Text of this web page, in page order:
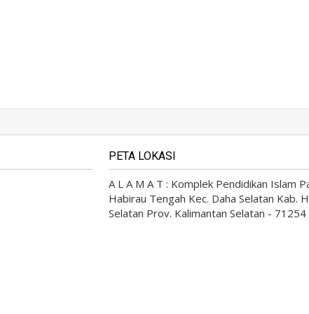
PETA LOKASI
A L A M A T : Komplek Pendidikan Islam
Habirau Tengah Kec. Daha Selatan Kab.
Selatan Prov. Kalimantan Selatan - 71254